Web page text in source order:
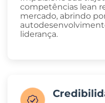
competências lean
mercado, abrindo
liderança.